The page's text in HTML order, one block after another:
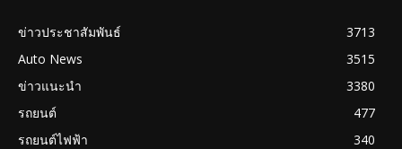
ข่าวประชาสัมพันธ์
3713
Auto News
3515
ข่าวแนะนำ
3380
รถยนต์
477
รถยนต์ไฟฟ้า
340